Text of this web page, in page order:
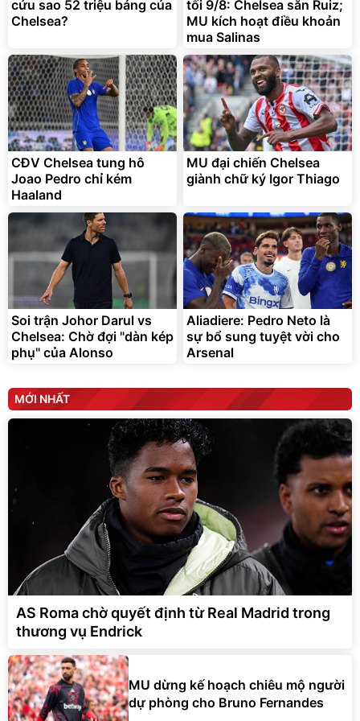
Bạt phủ xe ô tô cao cấp,
tráng nhôm 03 lớp
392.000đ
325.000đ
Đã bán nhiều
Xe đạp điện trợ lực G-
Force C14 gấp gọn bỏ cốp
tiện lợi
9.900.000 đ
7.092.000đ
Đang xem nhiều
G-FORCE VIETNA
cứu sao 52 triệu bảng của
Chelsea?
tối 9/8: Chelsea săn Ruiz;
MU kích hoạt điều khoản
mua Salinas
CĐV Chelsea tung hô
Joao Pedro chỉ kém
Haaland
MU đại chiến Chelsea
giành chữ ký Igor Thiago
Soi trận Johor Darul vs
Chelsea: Chờ đợi "dàn kép
phụ" của Alonso
Aliadiere: Pedro Neto là
sự bổ sung tuyệt vời cho
Arsenal
MỚI NHẤT
AS Roma chờ quyết định từ Real Madrid trong
thương vụ Endrick
MU dừng kế hoạch chiêu mộ người
dự phòng cho Bruno Fernandes